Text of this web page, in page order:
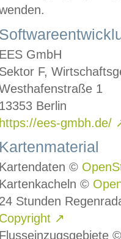
EES GmbH
Sektor F,
1
13353 Berlin
https://ees-gmbh.de/
Kartenmaterial
Kartendaten ©
Kartenkacheln ©
24 Stunden
Copyright ↗
Flusseinzugsgebiete